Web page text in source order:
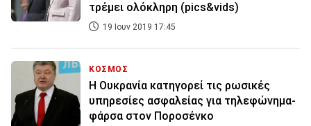
τρέμει ολόκληρη (pics&vids)
19 Ιουν 2019 17:45
ΚΟΣΜΟΣ
Η Ουκρανία κατηγορεί τις ρωσικές
υπηρεσίες ασφαλείας για τηλεφώνημα-
φάρσα στον Ποροσένκο